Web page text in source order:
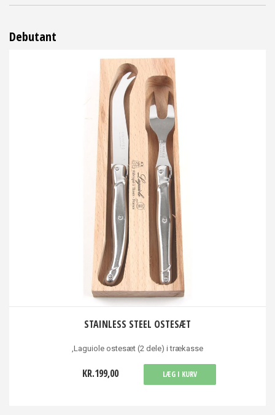
Debutant
STAINLESS STEEL OSTESÆT
,Laguiole ostesæt (2 dele) i trækasse
KR.199,00 LÆG I KURV